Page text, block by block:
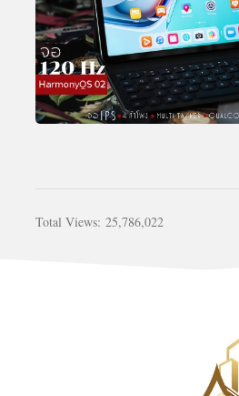
Total Views: 25,786,022